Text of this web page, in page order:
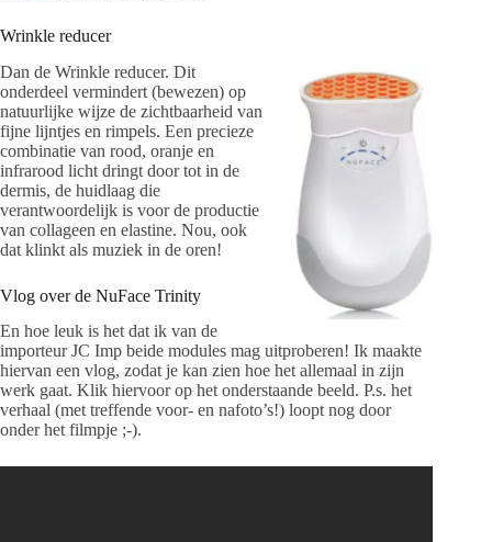
Wrinkle reducer
Dan de Wrinkle reducer. Dit
onderdeel vermindert (bewezen) op
natuurlijke wijze de zichtbaarheid van
fijne lijntjes en rimpels. Een precieze
combinatie van rood, oranje en
infrarood licht dringt door tot in de
dermis, de huidlaag die
verantwoordelijk is voor de productie
van collageen en elastine. Nou, ook
dat klinkt als muziek in de oren!
Vlog over de NuFace Trinity
En hoe leuk is het dat ik van de
importeur JC Imp beide modules mag uitproberen! Ik maakte
hiervan een vlog, zodat je kan zien hoe het allemaal in zijn
werk gaat. Klik hiervoor op het onderstaande beeld. P.s. het
verhaal (met treffende voor- en nafoto’s!) loopt nog door
onder het filmpje ;-).